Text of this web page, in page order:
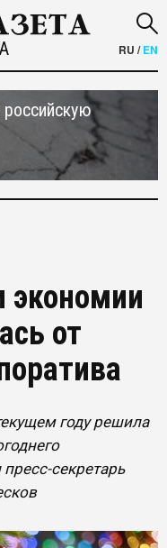
RU /EN
российскую
экономии
от
году решила
секретарь